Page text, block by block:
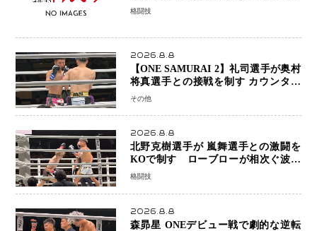
権を握り判定勝利
格闘技
2026.8.8
【ONE SAMURAI 2】礼司選手が奥村
将真選手との接戦を制す カウンター
と正確な打撃で判定勝利
その他
2026.8.8
北野克樹選手が 嵐舞選手との激闘を
KOで制す ローブローが相次ぐ波乱
の展開…涙の勝利「生まれてくる娘の
格闘技
2026.8.8
森昴星 ONEデビュー戦で劇的な逆転